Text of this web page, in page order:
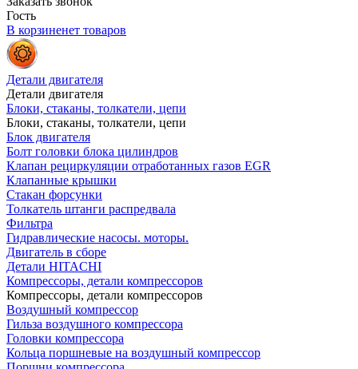
Гость
В корзиненет товаров
Детали двигателя
Детали двигателя
Блоки, стаканы, толкатели, цепи
Блоки, стаканы, толкатели, цепи
Блок двигателя
Болт головки блока цилиндров
Клапан рециркуляции отработанных газов EGR
Клапанные крышки
Стакан форсунки
Толкатель штанги распредвала
Фильтра
Гидравлические насосы. моторы.
Двигатель в сборе
Детали HITACHI
Компрессоры, детали компрессоров
Компрессоры, детали компрессоров
Воздушный компрессор
Гильза воздушного компрессора
Головки компрессора
Кольца поршневые на воздушный компрессор